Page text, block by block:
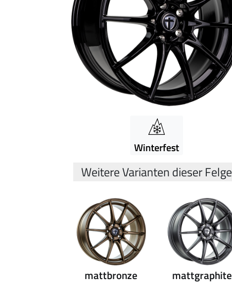
Winterfest
Weitere Varianten dieser Felge
mattbronze mattgraphite